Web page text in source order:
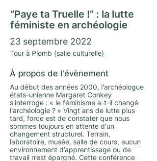
“Paye ta Truelle !” : la lutte
féministe en archéologie
23 septembre 2022
Tour à Plomb (salle culturelle)
À propos de l'évènement
Au début des années 2000, l'archéologue
états-unienne Margaret Conkey
s'interroge : « le féminisme a-t-il changé
l'archéologie ? » Vingt ans de lutte plus
tard, force est de constater que nous
sommes toujours en attente d'un
changement structurel. Terrain,
laboratoire, musée, salle de cours, aucun
environnement d’apprentissage ou de
travail n’est épargné. Cette conférence